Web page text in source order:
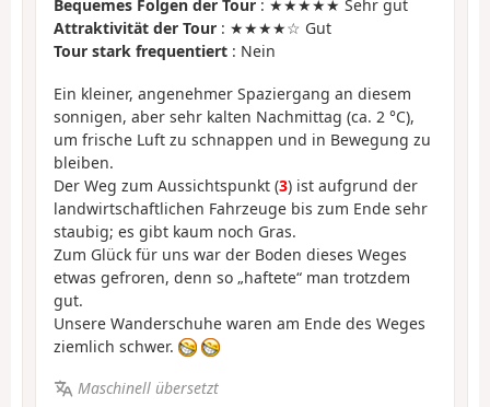
Bequemes Folgen der Tour : ★★★★★ Sehr gut
Attraktivität der Tour : ★★★★☆ Gut
Tour stark frequentiert : Nein
Ein kleiner, angenehmer Spaziergang an diesem
sonnigen, aber sehr kalten Nachmittag (ca. 2 °C),
um frische Luft zu schnappen und in Bewegung zu
bleiben.
Der Weg zum Aussichtspunkt (3) ist aufgrund der
landwirtschaftlichen Fahrzeuge bis zum Ende sehr
staubig; es gibt kaum noch Gras.
Zum Glück für uns war der Boden dieses Weges
etwas gefroren, denn so „haftete“ man trotzdem
gut.
Unsere Wanderschuhe waren am Ende des Weges
ziemlich schwer.
Maschinell übersetzt